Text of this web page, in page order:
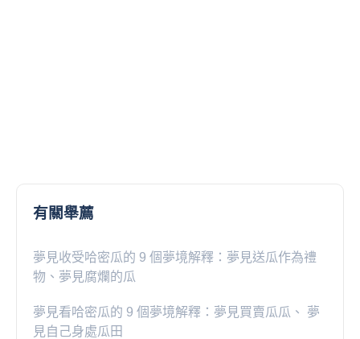
有關舉薦
夢見收受哈密瓜的 9 個夢境解釋：夢見送瓜作為禮
物、夢見腐爛的瓜
夢見看哈密瓜的 9 個夢境解釋：夢見買賣瓜瓜、 夢
見自己身處瓜田